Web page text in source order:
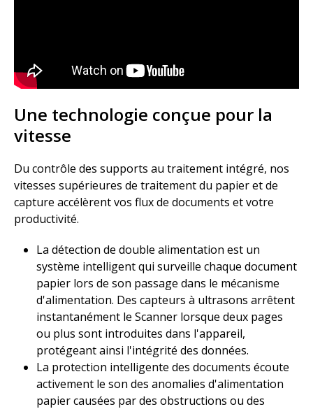
Une technologie conçue pour la
vitesse​
Du contrôle des supports au traitement intégré, nos
vitesses supérieures de traitement du papier et de
capture accélèrent vos flux de documents et votre
productivité. ​
La détection de double alimentation est un
système intelligent qui surveille chaque document
papier lors de son passage dans le mécanisme
d'alimentation. Des capteurs à ultrasons arrêtent
instantanément le Scanner lorsque deux pages
ou plus sont introduites dans l'appareil,
protégeant ainsi l'intégrité des données. ​
La protection intelligente des documents écoute
activement le son des anomalies d'alimentation
papier causées par des obstructions ou des